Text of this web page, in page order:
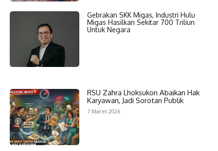
Gebrakan SKK Migas, Industri Hulu
Migas Hasilkan Sekitar 700 Triliun
Untuk Negara
RSU Zahra Lhoksukon Abaikan Hak
Karyawan, Jadi Sorotan Publik
7 Maret 2026